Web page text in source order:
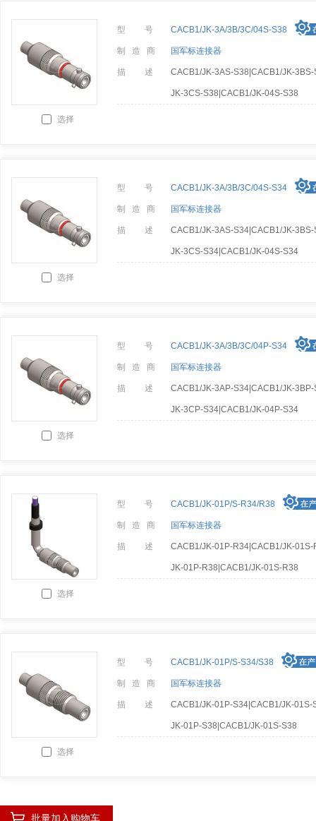
选择
型 号 CACB1/JK-3A/3B/3C/04S-S38
制 造 商 国军标连接器
描 述 CACB1/JK-3AS-S38|CACB1/JK-
JK-3CS-S38|CACB1/JK-04S-S38
选择
型 号 CACB1/JK-3A/3B/3C/04S-S34
制 造 商 国军标连接器
描 述 CACB1/JK-3AS-S34|CACB1/JK-
JK-3CS-S34|CACB1/JK-04S-S34
选择
型 号 CACB1/JK-3A/3B/3C/04P-S34
制 造 商 国军标连接器
描 述 CACB1/JK-3AP-S34|CACB1/JK-
JK-3CP-S34|CACB1/JK-04P-S34
选择
型 号 CACB1/JK-01P/S-R34/R38
制 造 商 国军标连接器
描 述 CACB1/JK-01P-R34|CACB1/JK-01S-
JK-01P-R38|CACB1/JK-01S-R38
选择
型 号 CACB1/JK-01P/S-S34/S38
制 造 商 国军标连接器
描 述 CACB1/JK-01P-S34|CACB1/JK-01S-
JK-01P-S38|CACB1/JK-01S-S38
批量加入购物车